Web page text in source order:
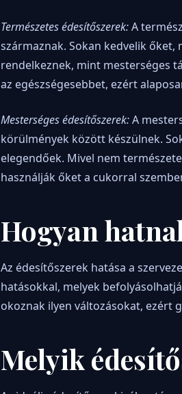
Természetes édesítőszerek:A
származnak. Sokan kedvelik
rendelkeznek, mint mesterséges
az egészségesebbet, ezért
Mesterséges édesítőszerek:A
körülmények között készülnek.
elegendőek. Mivel nem
használják őket a cukorral
Hogyan
Az édesítőszerek hatása a
hatásokkal, melyek
okoznak ilyen változásokat, ezért
Melyik